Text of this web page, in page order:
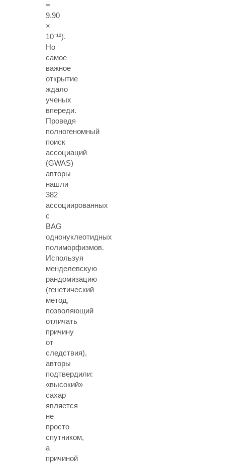
=
9.90
×
10⁻¹²).
Но
самое
важное
открытие
ждало
ученых
впереди.
Проведя
полногеномный
поиск
ассоциаций
(GWAS)
авторы
нашли
382
ассоциированных
с
BAG
однонуклеотидных
полиморфизмов.
Используя
менделевскую
рандомизацию
(генетический
метод,
позволяющий
отличать
причину
от
следствия),
авторы
подтвердили:
«высокий»
сахар
является
не
просто
спутником,
а
причиной